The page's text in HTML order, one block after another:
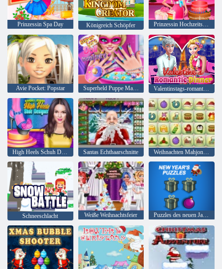
Prinzessin Spa Day Königreich Schöpfer Prinzessin Hochzeitstorte
Avie Pocket: Popstar Superheld Puppe Maniküre Valentinstags-romantisches Abendessen
High Heels Schuh Designer Santas Echthaarschnitte Weihnachten Mahjong Connect Paare
Schneeschlacht Weiße Weihnachtsfeier Puzzles des neuen Jahres